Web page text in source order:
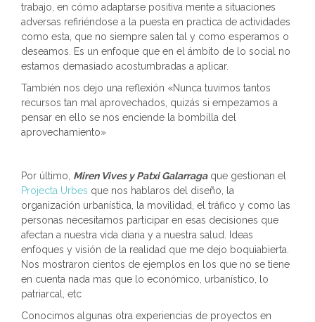
trabajo, en cómo adaptarse positiva mente a situaciones
adversas refiriéndose a la puesta en practica de actividades
como esta, que no siempre salen tal y como esperamos o
deseamos. Es un enfoque que en el ámbito de lo social no
estamos demasiado acostumbradas a aplicar.
También nos dejo una reflexión «Nunca tuvimos tantos
recursos tan mal aprovechados, quizás si empezamos a
pensar en ello se nos enciende la bombilla del
aprovechamiento»
Por último, Miren Vives y Patxi Galarragaque gestionan el
Projecta Urbes que nos hablaros del diseño, la
organización urbanística, la movilidad, el tráfico y como las
personas necesitamos participar en esas decisiones que
afectan a nuestra vida diaria y a nuestra salud. Ideas
enfoques y visión de la realidad que me dejo boquiabierta.
Nos mostraron cientos de ejemplos en los que no se tiene
en cuenta nada mas que lo económico, urbanístico, lo
patriarcal, etc
Conocimos algunas otra experiencias de proyectos en